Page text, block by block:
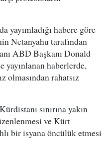
yayımladığı habere göre
Netanyahu tarafından
ABD Başkanı Donald
yayınlanan haberlerde,
olmasından rahatsız
sınırına yakın
ve Kürt
bir isyana öncülük etmesi